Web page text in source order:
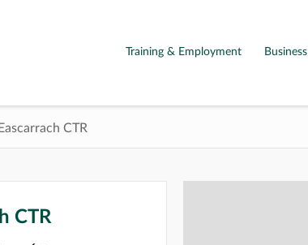
Training & Employment Business
CTR
CTR